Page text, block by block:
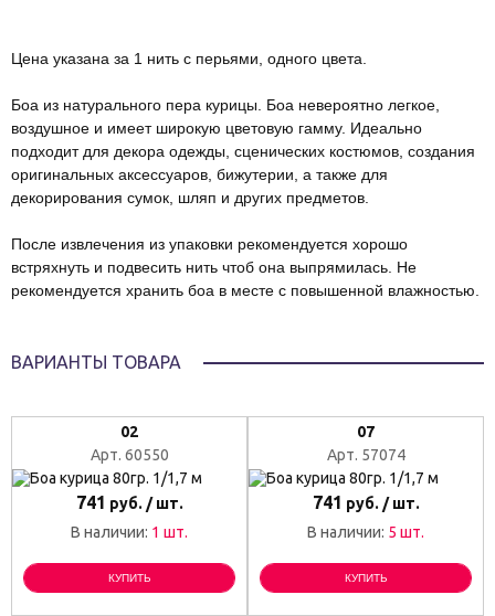
Цена указана за 1 нить с перьями, одного цвета.
Боа из натурального пера курицы. Боа невероятно легкое,
воздушное и имеет широкую цветовую гамму. Идеально
подходит для декора одежды, сценических костюмов, создания
оригинальных аксессуаров, бижутерии, а также для
декорирования сумок, шляп и других предметов.
После извлечения из упаковки рекомендуется хорошо
встряхнуть и подвесить нить чтоб она выпрямилась. Не
рекомендуется хранить боа в месте с повышенной влажностью.
ВАРИАНТЫ ТОВАРА
02
Арт. 60550
741 руб. / шт.
В наличии: 1 шт.
КУПИТЬ
07
Арт. 57074
741 руб. / шт.
В наличии: 5 шт.
КУПИТЬ